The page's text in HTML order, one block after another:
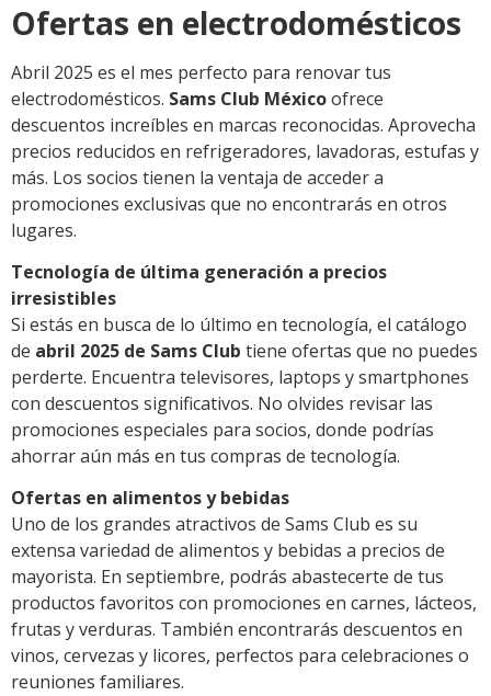
Ofertas en electrodomésticos
Abril 2025 es el mes perfecto para renovar tus
electrodomésticos. Sams Club Méxicoofrece
descuentos increíbles en marcas reconocidas. Aprovecha
precios reducidos en refrigeradores, lavadoras, estufas y
más. Los socios tienen la ventaja de acceder a
promociones exclusivas que no encontrarás en otros
lugares.
Tecnología de última generación a precios
irresistibles
Si estás en busca de lo último en tecnología, el catálogo
de abril 2025 de Sams Club tiene ofertas que no puedes
perderte. Encuentra televisores, laptops y smartphones
con descuentos significativos. No olvides revisar las
promociones especiales para socios, donde podrías
ahorrar aún más en tus compras de tecnología.
Ofertas en alimentos y bebidas
Uno de los grandes atractivos de Sams Club es su
extensa variedad de alimentos y bebidas a precios de
mayorista. En septiembre, podrás abastecerte de tus
productos favoritos con promociones en carnes, lácteos,
frutas y verduras. También encontrarás descuentos en
vinos, cervezas y licores, perfectos para celebraciones o
reuniones familiares.